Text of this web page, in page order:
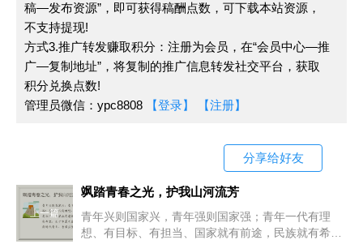
新，筑就中国梦，搭建未来美好蓝图，让我们的未未更
加精彩更加美好。
稿—发布资源”，即可获得稿酬点数，可下载本站资源，
不支持提现!
方式3.推广转发赚取积分：注册为会员，在“会员中心—推
广—复制地址”，将复制的推广信息转发社交平台，获取
积分兑换点数!
管理员微信：ypc8808
【登录】 【注册】
分享给好友
上一篇
飒踏青春之光，护我山河流芳
青年兴则国家兴，青年强则国家强；青年一代有理
想、有目标、有担当、国家就有前途，民族就有希